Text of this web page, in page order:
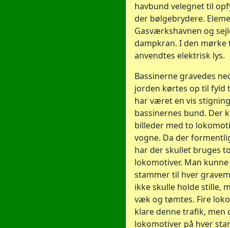
havbund velegnet til
der bølgebrydere.
Gasværkshavnen og
dampkran. I den mørke
anvendtes elektrisk lys.
Bassinerne gravedes
jorden kørtes op til fyld
har været en vis
bassinernes bund. Der
billeder med to
vogne. Da der
har der skullet bruges
lokomotiver. Man
stammer til hver
ikke skulle holde stille,
væk og tømtes. Fire
klare denne trafik, men
lokomotiver på hver